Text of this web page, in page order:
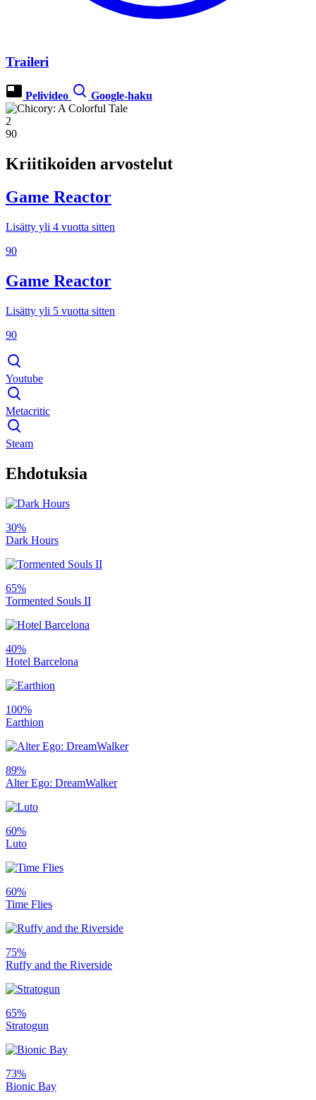
Traileri
Pelivideo Google-haku
2
90
Kriitikoiden arvostelut
Game Reactor
Lisätty yli 4 vuotta sitten
90
Game Reactor
Lisätty yli 5 vuotta sitten
90
Youtube
Metacritic
Steam
Ehdotuksia
30%
Dark Hours
65%
Tormented Souls II
40%
Hotel Barcelona
100%
Earthion
89%
Alter Ego: DreamWalker
60%
Luto
60%
Time Flies
75%
Ruffy and the Riverside
65%
Stratogun
73%
Bionic Bay